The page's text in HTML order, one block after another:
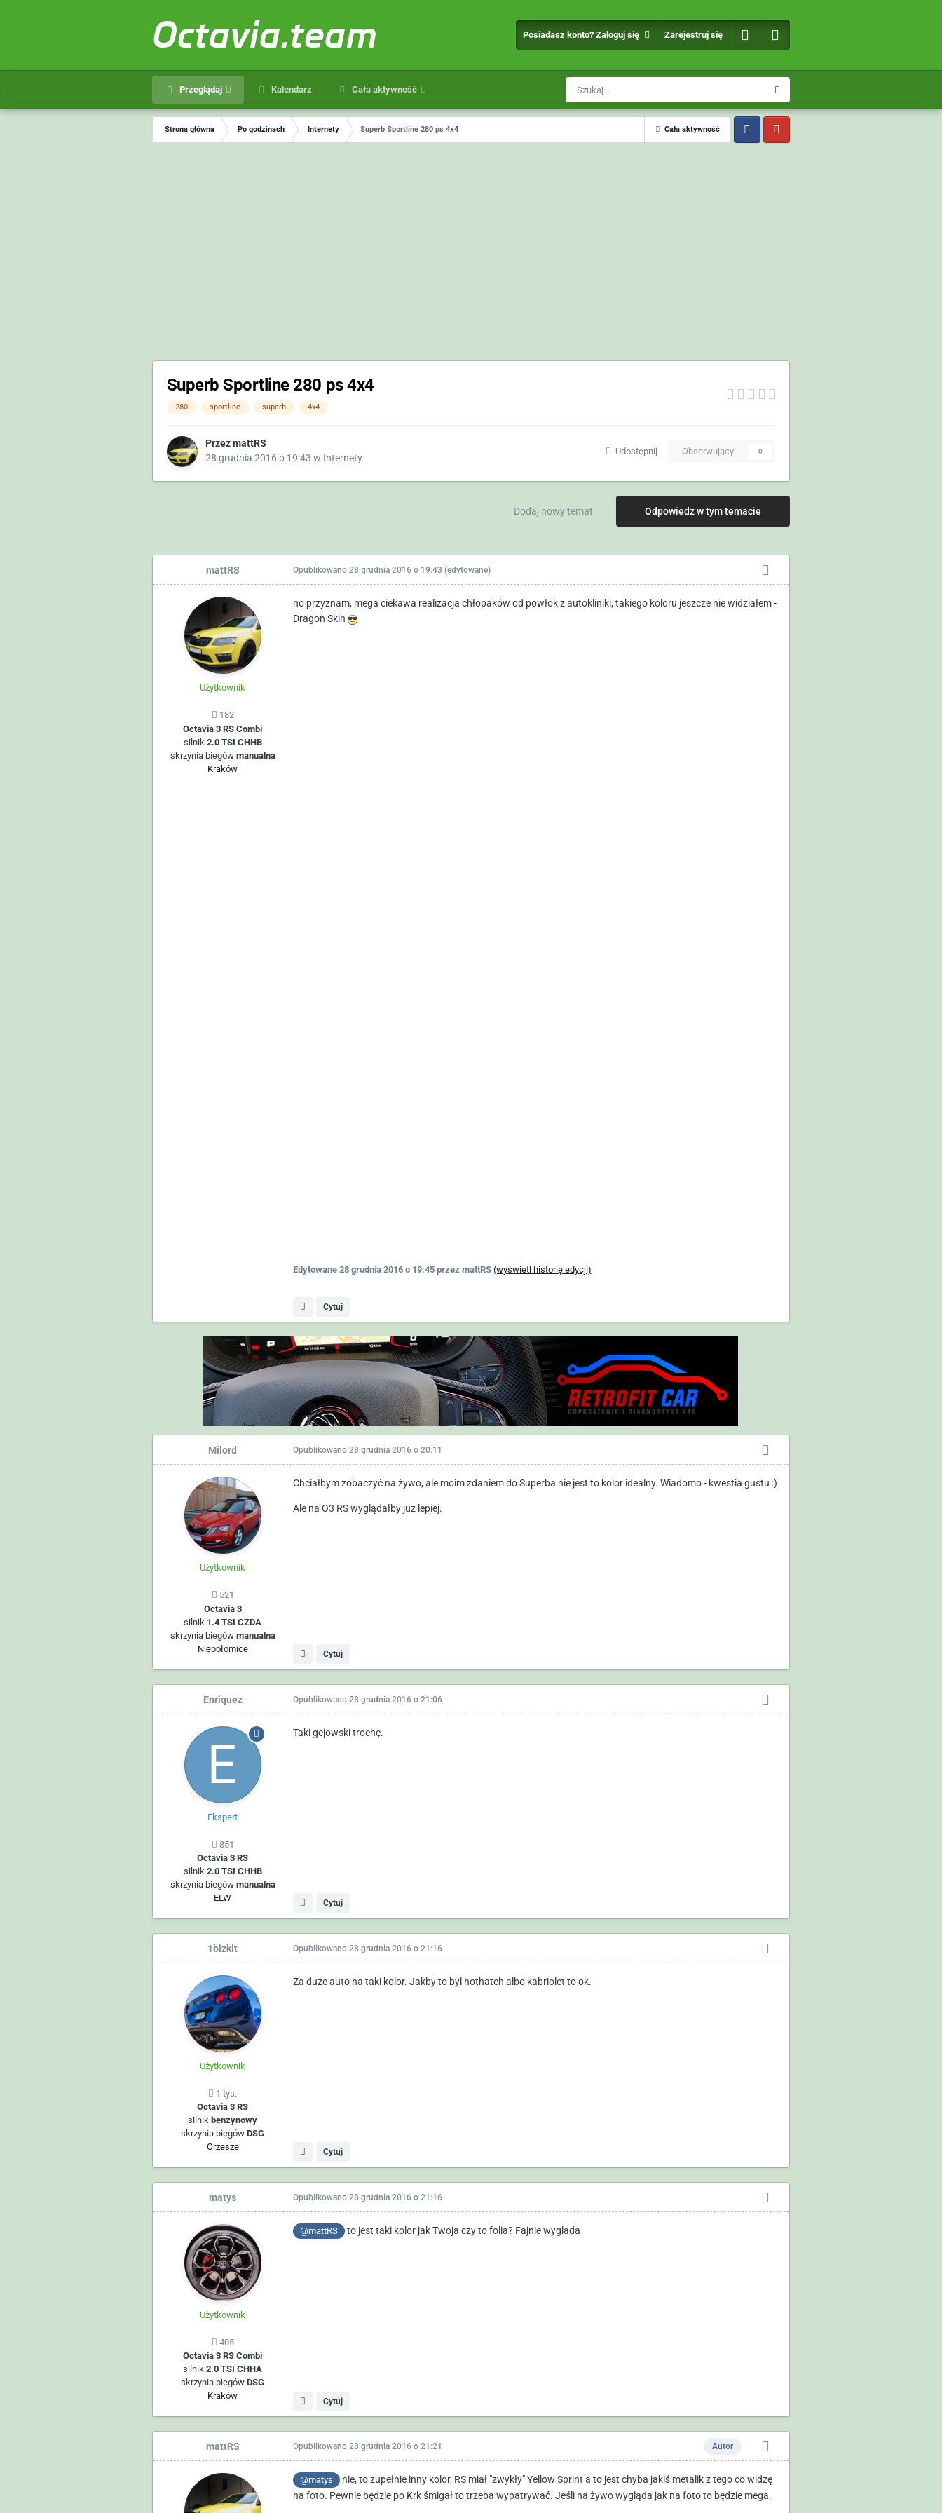
Octavia.team Posiadasz konto? Zaloguj się Zarejestruj się
Przeglądaj Kalendarz Cała aktywność
Cała aktywność
Strona główna Po godzinach Internety Superb Sportline 280 ps 4x4
Superb Sportline 280 ps 4x4
280 sportline superb 4x4
PrzezmattRS
28 grudnia 2016 o 19:43 w Internety
Udostępnij Obserwujący 0
Odpowiedz w tym temacie
Dodaj nowy temat
mattRS
Użytkownik
182
Octavia 3 RS Combi
silnik 2.0 TSI CHHB
skrzynia biegów manualna
Kraków
Opublikowano 28 grudnia 2016 o 19:43 (edytowane)
no przyznam, mega ciekawa realizacja chłopaków od powłok z autokliniki, takiego koloru jeszcze nie widziałem -
Dragon Skin
Edytowane 28 grudnia 2016 o 19:45przez mattRS (wyświetl historię edycji)
Cytuj
Milord
Użytkownik
521
Octavia 3
silnik 1.4 TSI CZDA
skrzynia biegów manualna
Niepołomice
Opublikowano 28 grudnia 2016 o 20:11
Chciałbym zobaczyć na żywo, ale moim zdaniem do Superba nie jest to kolor idealny. Wiadomo - kwestia gustu :)
Ale na O3 RS wyglądałby juz lepiej.
Cytuj
Enriquez
Ekspert
851
Octavia 3 RS
silnik 2.0 TSI CHHB
skrzynia biegów manualna
ELW
Opublikowano 28 grudnia 2016 o 21:06
Taki gejowski trochę.
Cytuj
1bizkit
Użytkownik
1 tys.
Octavia 3 RS
silnik benzynowy
skrzynia biegówDSG
Orzesze
Opublikowano 28 grudnia 2016 o 21:16
Za duże auto na taki kolor. Jakby to byl hothatch albo kabriolet to ok.
Cytuj
matys
Użytkownik
405
Octavia 3 RS Combi
silnik2.0 TSI CHHA
skrzynia biegówDSG
Kraków
Opublikowano 28 grudnia 2016 o 21:16
@mattRS to jest taki kolor jak Twoja czy to folia? Fajnie wyglada
Cytuj
mattRS Autor
Opublikowano 28 grudnia 2016 o 21:21
@matys
nie, to zupełnie inny kolor, RS miał "zwykły" Yellow Sprint a to jest chyba jakiś metalik z tego co widzę
na foto. Pewnie będzie po Krk śmigał to trzeba wypatrywać. Jeśli na żywo wygląda jak na foto to będzie mega.